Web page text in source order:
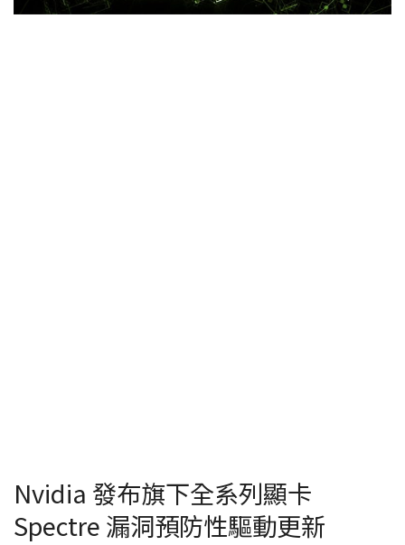
Nvidia 發布旗下全系列顯卡
Spectre 漏洞預防性驅動更新